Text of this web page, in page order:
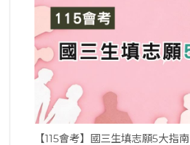
【115會考】國三生填志願5大指南